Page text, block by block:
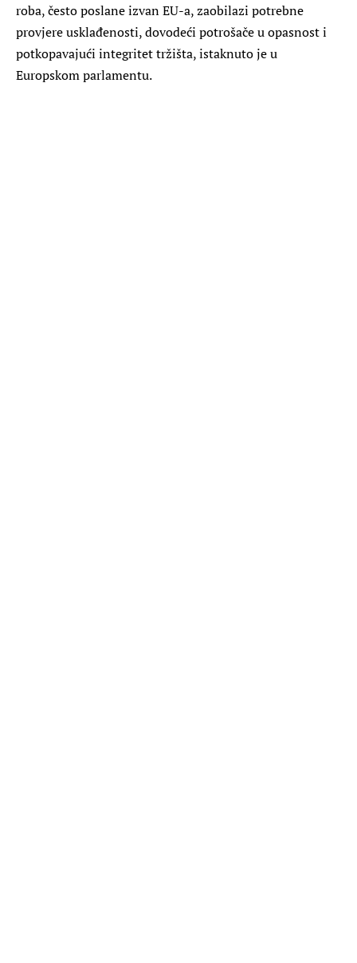
roba, često poslane izvan EU-a, zaobilazi potrebne
provjere usklađenosti, dovodeći potrošače u opasnost i
potkopavajući integritet tržišta, istaknuto je u
Europskom parlamentu.